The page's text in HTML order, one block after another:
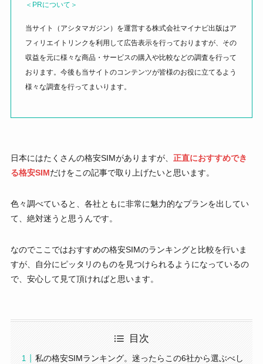
＜PRについて＞
当サイト（アシタマガジン）を運営する株式会社マイナビ出版はア
フィリエイトリンクを利用して広告表示を行っておりますが、その
収益を元に様々な商品・サービスの購入や比較などの調査を行って
おります。今後も当サイトのコンテンツが皆様のお役に立てるよう
様々な調査を行ってまいります。
日本にはたくさんの格安SIMがありますが、 正直におすすめでき
る格安SIMだけをこの記事で取り上げたいと思います。
色々調べていると、各社ともに非常に魅力的なプランを出してい
て、絶対迷うと思うんです。
なのでここではおすすめの格安SIMのランキングと比較を行いま
すが、自分にピッタリのものを見つけられるようになっているの
で、安心して見て頂ければと思います。
目次
私の格安SIMランキング。迷ったらこの6社から選ぶべし